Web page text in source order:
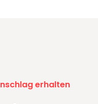
erhalten